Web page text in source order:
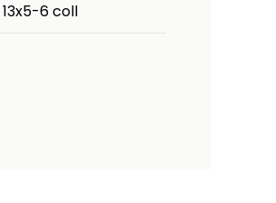
13x5-6 coll